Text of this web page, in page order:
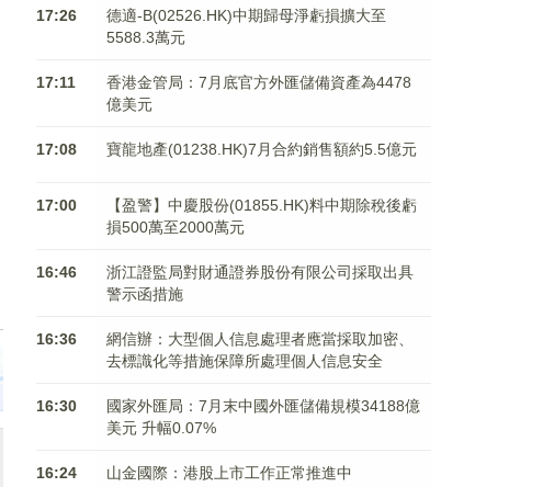
17:26
德適-B(02526.HK)中期歸母淨虧損擴大至
5588.3萬元
17:11
香港金管局：7月底官方外匯儲備資產為4478
億美元
17:08 寶龍地產(01238.HK)7月合約銷售額約5.5億元
17:00
【盈警】中慶股份(01855.HK)料中期除稅後虧
損500萬至2000萬元
16:46
浙江證監局對財通證券股份有限公司採取出具
警示函措施
16:36
網信辦：大型個人信息處理者應當採取加密、
去標識化等措施保障所處理個人信息安全
16:30
國家外匯局：7月末中國外匯儲備規模34188億
美元 升幅0.07%
16:24 山金國際：港股上市工作正常推進中